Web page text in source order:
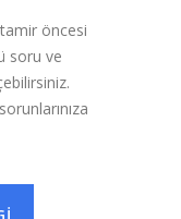
öncesi
soru ve